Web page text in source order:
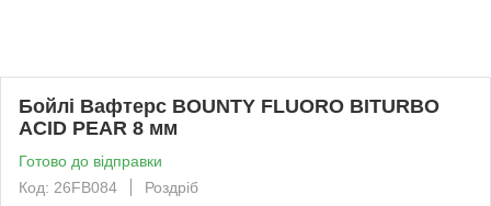
Бойлі Вафтерс BOUNTY FLUORO BITURBO
ACID PEAR 8 мм
Готово до відправки
Код: 26FB084
Роздріб